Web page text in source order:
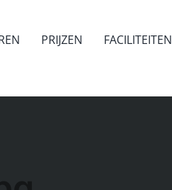
PRIJZEN FACILITEITEN